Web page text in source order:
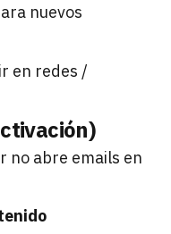
nuevos
en redes /
no abre emails en